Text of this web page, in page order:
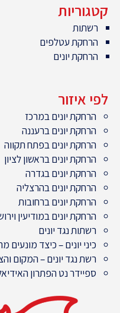
קטגוריות
רשתות
הרחקת עטלפים
הרחקת יונים
לפי איזור
הרחקת יונים במרכז
הרחקת יונים ברעננה
הרחקת יונים בפתח תקווה
הרחקת יונים בראשון לציון
הרחקת יונים בגדרה
הרחקת יונים בהרצליה
הרחקת יונים ברחובות
הרחקת יונים במודיעין
רשתות נגד יונים
כיני יונים – כיצד מונעים
רשת נגד יונים – המקום
ספיידר נט הפתרון